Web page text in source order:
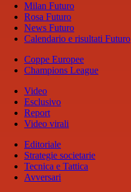
Milan Futuro
Rosa Futuro
News Futuro
Calendario e risultati Futuro
Coppe Europee
Champions League
Video
Esclusivo
Report
Video virali
Editoriale
Strategie societarie
Tecnica e Tattica
Avversari